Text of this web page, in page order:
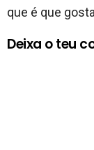
que é que
Deixa o teu